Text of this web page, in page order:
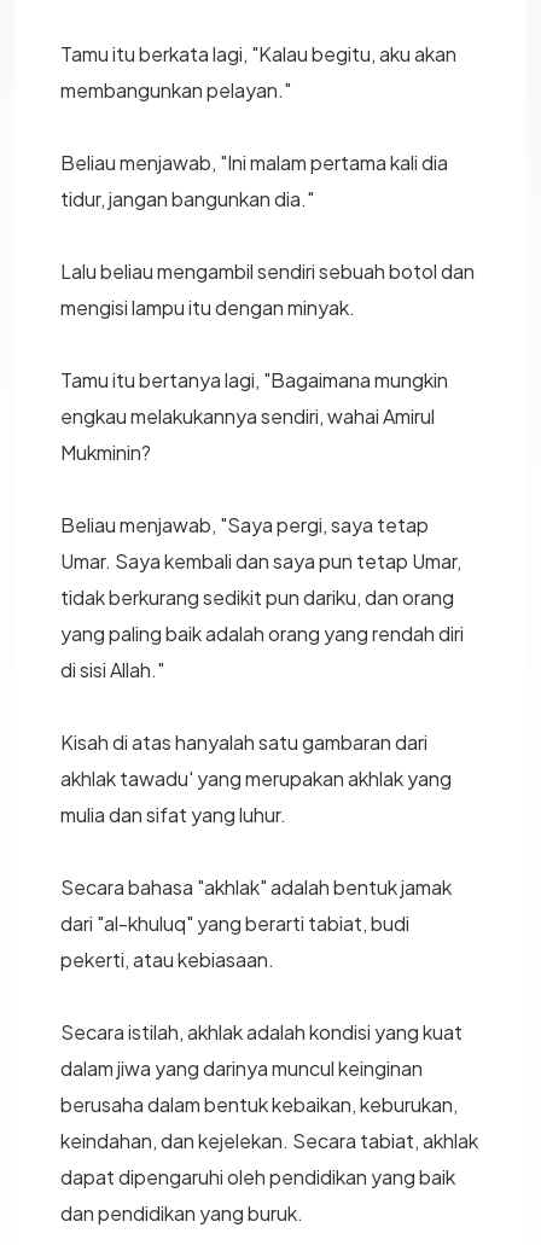
Tamu itu berkata lagi, "Kalau begitu, aku akan
membangunkan pelayan."
Beliau menjawab, "Ini malam pertama kali dia
tidur, jangan bangunkan dia."
Lalu beliau mengambil sendiri sebuah botol dan
mengisi lampu itu dengan minyak.
Tamu itu bertanya lagi, "Bagaimana mungkin
engkau melakukannya sendiri, wahai Amirul
Mukminin?
Beliau menjawab, "Saya pergi, saya tetap
Umar. Saya kembali dan saya pun tetap Umar,
tidak berkurang sedikit pun dariku, dan orang
yang paling baik adalah orang yang rendah diri
di sisi Allah."
Kisah di atas hanyalah satu gambaran dari
akhlak tawadu' yang merupakan akhlak yang
mulia dan sifat yang luhur.
Secara bahasa "akhlak" adalah bentuk jamak
dari "al-khuluq" yang berarti tabiat, budi
pekerti, atau kebiasaan.
Secara istilah, akhlak adalah kondisi yang kuat
dalam jiwa yang darinya muncul keinginan
berusaha dalam bentuk kebaikan, keburukan,
keindahan, dan kejelekan. Secara tabiat, akhlak
dapat dipengaruhi oleh pendidikan yang baik
dan pendidikan yang buruk.